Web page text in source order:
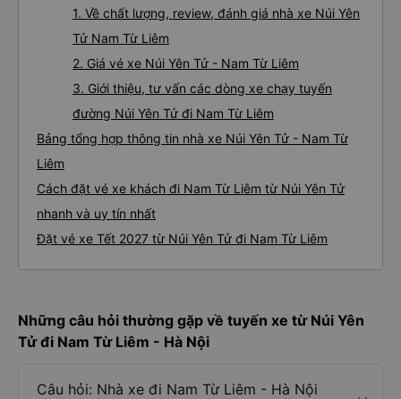
1. Về chất lượng, review, đánh giá nhà xe Núi Yên
Tử Nam Từ Liêm
2. Giá vé xe Núi Yên Tử - Nam Từ Liêm
3. Giới thiệu, tư vấn các dòng xe chạy tuyến
đường Núi Yên Tử đi Nam Từ Liêm
Bảng tổng hợp thông tin nhà xe Núi Yên Tử - Nam Từ
Liêm
Cách đặt vé xe khách đi Nam Từ Liêm từ Núi Yên Tử
nhanh và uy tín nhất
Đặt vé xe Tết 2027 từ Núi Yên Tử đi Nam Từ Liêm
Những câu hỏi thường gặp về tuyến xe từ Núi Yên
Tử đi Nam Từ Liêm - Hà Nội
Câu hỏi: Nhà xe đi Nam Từ Liêm - Hà Nội